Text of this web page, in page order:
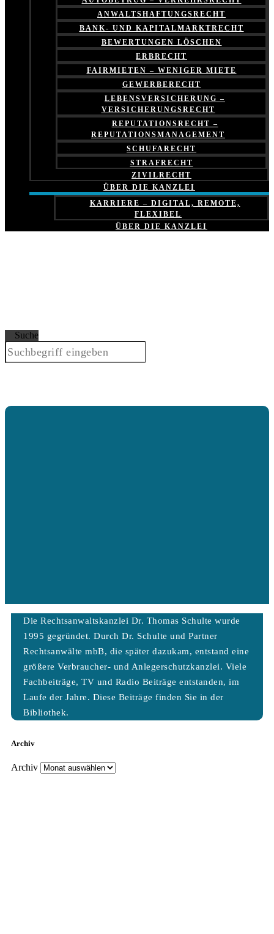
ANWALTSHAFTUNGSRECHT
BANK- UND KAPITALMARKTRECHT
BEWERTUNGEN LÖSCHEN
ERBRECHT
FAIRMIETEN – WENIGER MIETE
GEWERBERECHT
LEBENSVERSICHERUNG –
VERSICHERUNGSRECHT
REPUTATIONSRECHT –
REPUTATIONSMANAGEMENT
SCHUFARECHT
STRAFRECHT
ZIVILRECHT
ÜBER DIE KANZLEI
KARRIERE – DIGITAL, REMOTE,
FLEXIBEL
ÜBER DIE KANZLEI
Suche
Die Rechtsanwaltskanzlei Dr. Thomas Schulte wurde
1995 gegründet. Durch Dr. Schulte und Partner
Rechtsanwälte mbB, die später dazukam, entstand eine
größere Verbraucher- und Anlegerschutzkanzlei. Viele
Fachbeiträge, TV und Radio Beiträge entstanden, im
Laufe der Jahre. Diese Beiträge finden Sie in der
Bibliothek.
Archiv
Archiv